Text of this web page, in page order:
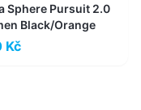
Sphere Pursuit 2.0
Black/Orange
Kč